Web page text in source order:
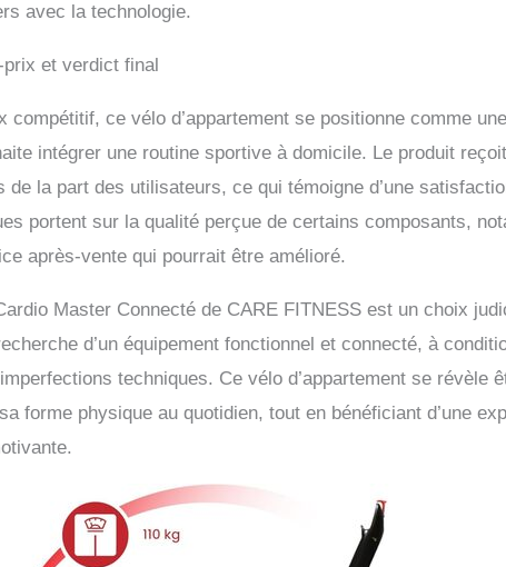
avec la technologie.
prix et verdict final
compétitif, ce vélo d’appartement se positionne comme
intégrer une routine sportive à domicile. Le produit
de la part des utilisateurs, ce qui témoigne d’une
portent sur la qualité perçue de certains composants,
après-vente qui pourrait être amélioré.
Master Connecté de CARE FITNESS est un choix
d’un équipement fonctionnel et connecté, à
techniques. Ce vélo d’appartement se révèle
forme physique au quotidien, tout en bénéficiant d’une